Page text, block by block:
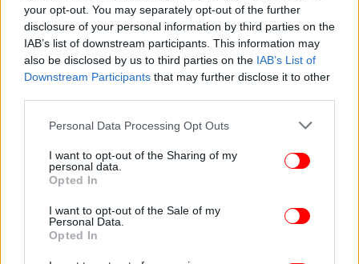
your opt-out. You may separately opt-out of the further
disclosure of your personal information by third parties on the
IAB’s list of downstream participants. This information may
also be disclosed by us to third parties on the IAB’s List of
Downstream Participants that may further disclose it to other
Please note that this website/app uses one or more Google
not limited to your visit or usage behaviour. You may click to
grant or deny consent to Google and its third-party tags to
use your data for below specified purposes in below Google
consent section.
Personal Data Processing Opt Outs
I want to opt-out of the Sharing of my
personal data.
Opted In
I want to opt-out of the Sale of my
Personal Data.
Opted In
Πιστεύεται ότι οι αστυνομικοί έψαξαν επίσης τα